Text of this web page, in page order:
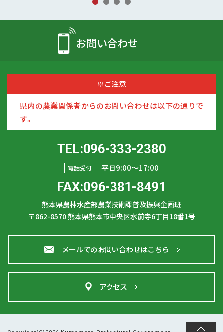
お問い合わせ
※ご注意
県内の農業関係者からのお問い合わせは以下の通りで
す。
TEL:096-333-2380
電話受付 平日9:00〜17:00
FAX:096-381-8491
熊本県農林水産部農業技術課普及振興企画班
〒862-8570熊本県熊本市中央区水前寺6丁目18番1号
メールでのお問い合わせはこちら
アクセス